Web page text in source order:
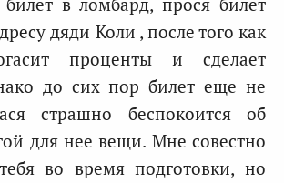
дяди Коли , после того как
проценты и сделает
до сих пор билет еще не
страшно беспокоится об
для нее вещи. Мне совестно
во время подготовки, но